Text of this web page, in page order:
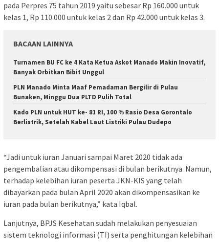
pada Perpres 75 tahun 2019 yaitu sebesar Rp 160.000 untuk
kelas 1, Rp 110.000 untuk kelas 2 dan Rp 42.000 untuk kelas 3.
BACAAN LAINNYA
Turnamen BU FC ke 4 Kata Ketua Askot Manado Makin Inovatif,
Banyak Orbitkan Bibit Unggul
PLN Manado Minta Maaf Pemadaman Bergilir di Pulau
Bunaken, Minggu Dua PLTD Pulih Total
Kado PLN untuk HUT ke- 81 RI, 100 % Rasio Desa Gorontalo
Berlistrik, Setelah Kabel Laut Listriki Pulau Dudepo
“Jadi untuk iuran Januari sampai Maret 2020 tidak ada
pengembalian atau dikompensasi di bulan berikutnya. Namun,
terhadap kelebihan iuran peserta JKN-KIS yang telah
dibayarkan pada bulan April 2020 akan dikompensasikan ke
iuran pada bulan berikutnya,” kata Iqbal.
Lanjutnya, BPJS Kesehatan sudah melakukan penyesuaian
sistem teknologi informasi (TI) serta penghitungan kelebihan